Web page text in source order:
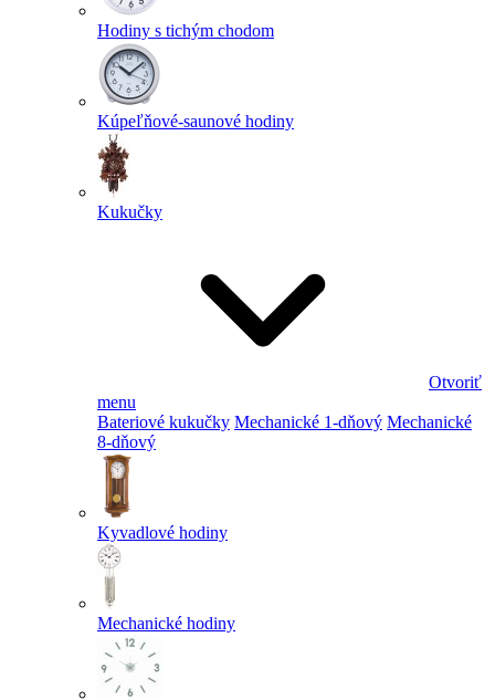
Hodiny s tichým chodom
Kúpeľňové-saunové hodiny
Kukučky
Otvoriť
menu
Bateriové kukučky Mechanické 1-dňový Mechanické
8-dňový
Kyvadlové hodiny
Mechanické hodiny